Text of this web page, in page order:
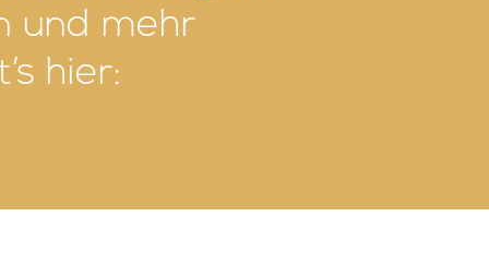
und mehr
hier: